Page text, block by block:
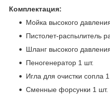
Комплектация:
Мойка высокого
Пистолет-распылитель
Шланг высокого
Пеногенератор 1 шт.
Игла для очистки сопла
Сменные форсунки 1 шт.